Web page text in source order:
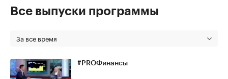
Все выпуски программы
За все время
#PROФинансы